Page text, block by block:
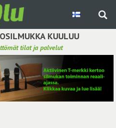
KUULUU
tilat ja palvelut